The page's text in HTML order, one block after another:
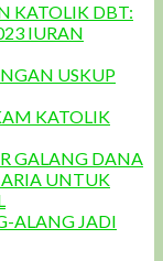
KATOLIK DBT:
IURAN
USKUP
KATOLIK
GALANG DANA
UNTUK
ALANG JADI